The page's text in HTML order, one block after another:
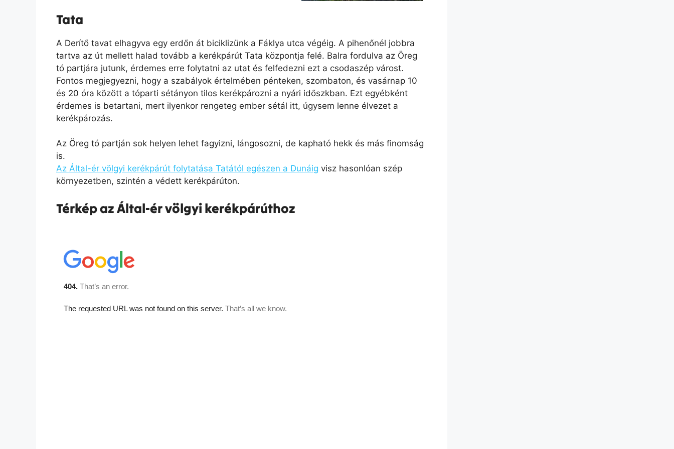
Tata
A Derítő tavat elhagyva egy erdőn át biciklizünk a Fáklya utca végéig. A pihenőnél jobbra
tartva az út mellett halad tovább a kerékpárút Tata központja felé. Balra fordulva az Öreg
tó partjára jutunk, érdemes erre folytatni az utat és felfedezni ezt a csodaszép várost.
Fontos megjegyezni, hogy a szabályok értelmében pénteken, szombaton, és vasárnap 10
és 20 óra között a tóparti sétányon tilos kerékpározni a nyári időszkban. Ezt egyébként
érdemes is betartani, mert ilyenkor rengeteg ember sétál itt, úgysem lenne élvezet a
kerékpározás.
Az Öreg tó partján sok helyen lehet fagyizni, lángosozni, de kapható hekk és más finomság
is.
Az Által-ér völgyi kerékpárút folytatása Tatától egészen a Dunáig visz hasonlóan szép
környezetben, szintén a védett kerékpárúton.
Térkép az Által-ér völgyi kerékpárúthoz